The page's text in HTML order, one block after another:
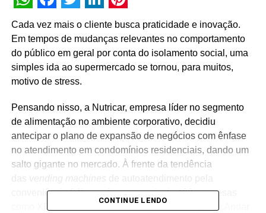
WhatsApp
Facebook
Twitter
LinkedIn
Pinterest
Cada vez mais o cliente busca praticidade e inovação.
Em tempos de mudanças relevantes no comportamento
do público em geral por conta do isolamento social, uma
simples ida ao supermercado se tornou, para muitos,
motivo de stress.
Pensando nisso, a Nutricar, empresa líder no segmento
de alimentação no ambiente corporativo, decidiu
antecipar o plano de expansão de negócios com ênfase
no atendimento em condomínios residenciais, dando um
salto gigante no mercado. À frente da tendência
vending machines
conveniência 24h por dia para mais de 400 empresas
como XP Investimentos, Unilever, Amazon, Quinto Andar
CONTINUE LENDO